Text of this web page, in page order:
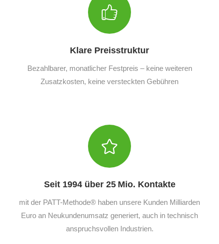
Klare Preisstruktur
Bezahlbarer, monatlicher Festpreis – keine weiteren
Zusatzkosten, keine versteckten Gebühren
Seit 1994 über 25 Mio. Kontakte
mit der PATT-Methode® haben unsere Kunden Milliarden
Euro an Neukundenumsatz generiert, auch in technisch
anspruchsvollen Industrien.